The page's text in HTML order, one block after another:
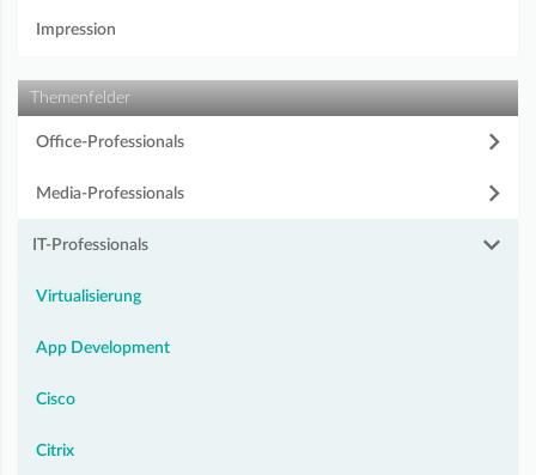
Impression
Themenfelder
Office-Professionals
Media-Professionals
IT-Professionals
Virtualisierung
App Development
Cisco
Citrix